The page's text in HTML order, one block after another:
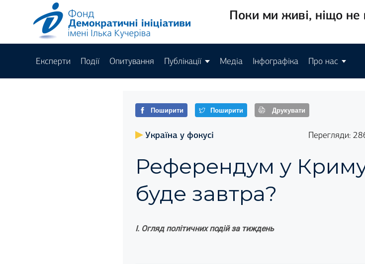
Поки ми живі, ніщо не
Експерти Події Опитування Публікації Медіа Інфографіка Про нас
Поширити Поширити Друкувати
Україна у фокусі Перегляди:
Референдум у
буде завтра?
І. Огляд політичних подій за тиждень